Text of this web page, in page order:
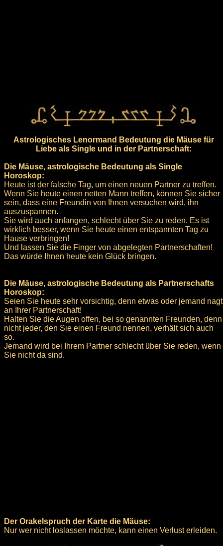
Astrologisches Lenormand Bedeutung die Mäuse für
Liebe als Single und in der Partnerschaft:
Die Mäuse, astrologische Bedeutung als Single
Horoskop:
Heute ist der falsche Tag, um einen neuen Partner zu treffen.
Wenn Sie heute einen netten Mann treffen, können Sie sicher
sein, dass eine Freundin von Ihnen versuchen wird, ihn
auszuspannen.
Sie wird auch anfangen, schlecht über Sie zu reden. Es ist
wirklich besser, wenn Sie heute einen entspannten Tag zu
Hause verbringen!
Und lassen Sie die Finger von abgelegten Partnerschaften!
Das würde Ihnen heute kein Glück bringen.
Die Mäuse, astrologische Bedeutung als Partnerschafts
Horoskop:
Seien Sie heute sehr vorsichtig, denn etwas oder jemand nagt
an Ihrer Partnerschaft!
Halten Sie die Augen offen, bei so genannten Freunden, denn
nicht jeder, den Sie einen Freund nennen, verhält sich auch
so.
Jemand wird bei Ihrem Partner schlecht über Sie reden, wenn
Sie nicht da sind.
Der Orakelspruch der Karte die Mäuse:
Nur wer nicht loslassen möchte, kann einen Verlust erleiden.